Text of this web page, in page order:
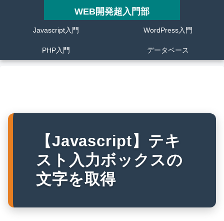
WEB開発超入門部
Javascript入門 WordPress入門
PHP入門 データベース
【Javascript】テキ
スト入力ボックスの
文字を取得